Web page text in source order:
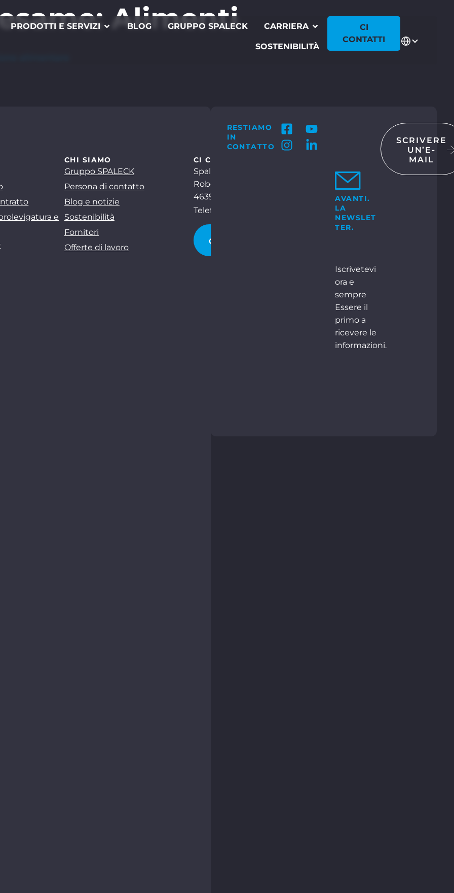
PRODOTTI E SERVIZI BLOG GRUPPO SPALECK CARRIERA
SOSTENIBILITÀ
CI
CONTATTI
Alimenti
e
CHI SIAMO
Gruppo SPALECK
Persona di contatto
Blog e notizie
Sostenibilità
Fornitori
Offerte di lavoro
CI CONTATTI
Spaleck GmbH & Co. KG
Robert-Bosch-Str. 15
46397 Bocholt
Telefono:
CI CONTATTI
RESTIAMO
IN
CONTATTO
AVANTI.
LA
NEWSLET
TER.
Iscrivetevi
ora e
sempre
Essere il
primo a
ricevere le
informazioni.
SCRIVERE
UN’E-
MAIL